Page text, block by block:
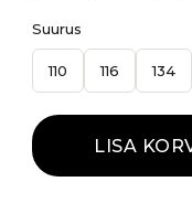
Suurus
110 116 134
LISA